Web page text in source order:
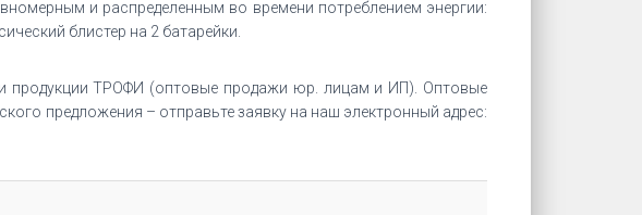
и распределенным во времени потреблением энергии:
блистер на 2 батарейки.
ТРОФИ (оптовые продажи юр. лицам и ИП). Оптовые
предложения – отправьте заявку на наш электронный адрес: